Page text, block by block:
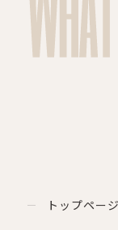
トップページ